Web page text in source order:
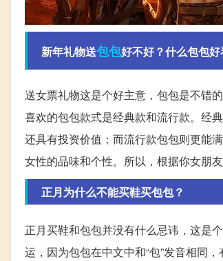
新年礼物送包包好不好？什么包包好
送女票礼物这是个好主意，包包是不错
喜欢的包包款式是经典款和流行款。经
还具有投资价值；而流行款包包则更能
女性的品味和个性。所以，根据你女朋
正月为什么不能买鞋买包包？
正月买鞋和包包并没有什么忌讳，这是
运，因为包包在中文中和“包”发音相同